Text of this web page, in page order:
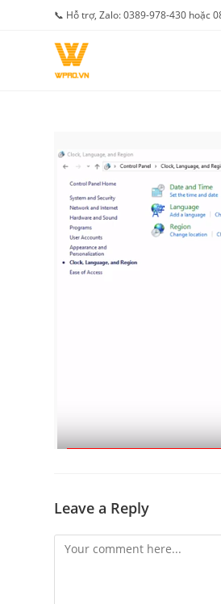
📞 Hỗ trợ, Zalo: 0389-978-430 hoặc
Leave a Reply
Comment